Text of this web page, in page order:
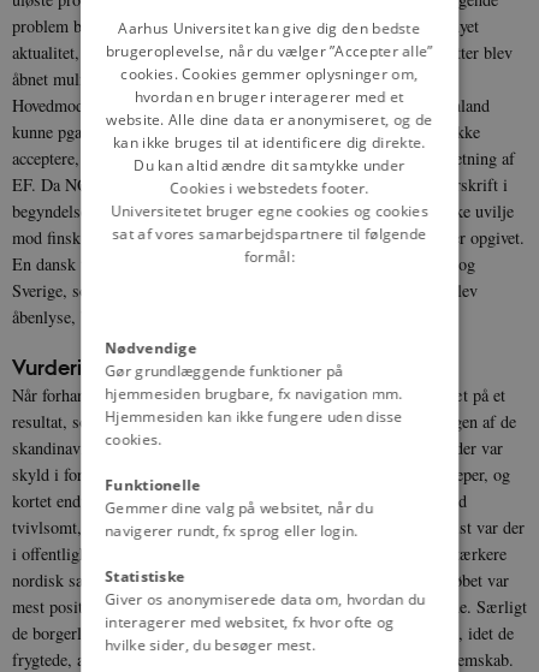
problem blev imidlertid samarbejdets forhold til EF, som fik fornyet
aktualitet, da der efter de Gaulles afgang som fransk præsident atter blev
åbnet mulighed for britisk-dansk-norsk EF-medlemskab.
Hovedmodsætningerne stod her mellem Danmark og Finland. Finland
kunne pga. sin udenrigspolitiske afhængighed af Sovjetunionen ikke
acceptere, at NORDEK-samarbejdet orienterede sig for meget i retning af
EF. Da NORDEK-traktaten var færdigforhandlet og klar til underskrift i
begyndelsen af 1970 trak Finland – under indtryk af den sovjetiske uvilje
mod finsk medlemskab – sig ud. NORDEK-planerne blev herefter opgivet.
En dansk tanke om et SKANDEK bestående af Danmark, Norge og
Sverige, som man havde overvejet da problemerne med Finland blev
åbenlyse, blev afvist af Norge og Sverige.
Vurdering: et urealistisk projekt?
Når forhandlingerne kørte så længe, som de gjorde, og kom så tæt på et
resultat, som det så ud til i 1969, skyldtes det blandt andet, at ingen af de
skandinaviske lande var interesserede i at fremstå som det land, der var
skyld i forhandlingssammenbruddet. Men spillede så at sige sorteper, og
kortet endte hos Finland. Selv uden det finske nej er det imidlertid
tvivlsomt, om planerne kunne være blevet gennemført. Ganske vist var der
i offentligheden og særligt på venstrefløjen stor interesse for et stærkere
nordisk samarbejde. Men selv i Danmark, som gennem hele forløbet var
mest positiv over for planerne, var der betænkelighed ved planerne. Særligt
de borgerlige partier og landbruget og erhvervslivet var skeptiske, idet de
frygtede, at NORDEK kunne stille sig i vejen for dansk EF-medlemskab.
DANISH
Aarhus Universitet kan give dig den bedste
brugeroplevelse, når du vælger ”Accepter alle”
cookies. Cookies gemmer oplysninger om,
hvordan en bruger interagerer med et
website. Alle dine data er anonymiseret, og de
kan ikke bruges til at identificere dig direkte.
Du kan altid ændre dit samtykke under
Cookies i webstedets footer.
Universitetet bruger egne cookies og cookies
sat af vores samarbejdspartnere til følgende
formål:
Nødvendige
Gør grundlæggende funktioner på
hjemmesiden brugbare, fx navigation mm.
Hjemmesiden kan ikke fungere uden disse
cookies.
Funktionelle
Gemmer dine valg på websitet, når du
navigerer rundt, fx sprog eller login.
Statistiske
Giver os anonymiserede data om, hvordan du
interagerer med websitet, fx hvor ofte og
hvilke sider, du besøger mest.